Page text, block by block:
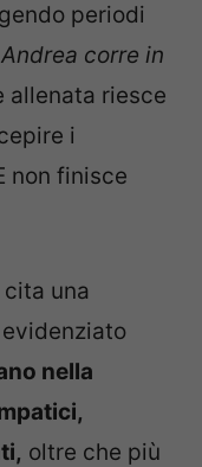
periodi
Andrea corre in
allenata riesce
i
non finisce
cita una
nella
oltre che più